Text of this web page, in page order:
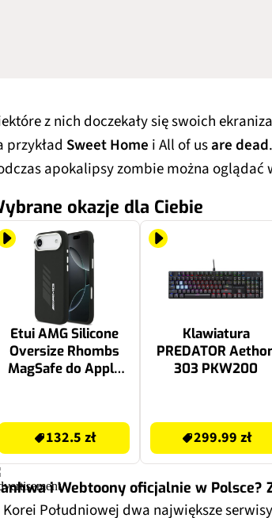
z nich doczekały się swoich
przykład Sweet Home i All of usare dead
apokalipsy zombie można oglądać
okazje dla Ciebie
Etui AMG Silicone
Oversize Rhombs
MagSafe do Apple
132.5 zł
Klawiatura
PREDATOR
303 PKW200
299.99 zł
i Webtoony oficjalnie w Polsce?
Korei Południowej dwa największe